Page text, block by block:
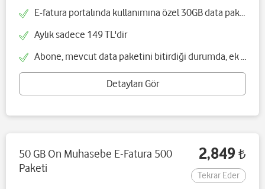
E-fatura portalında kullanımına özel 30GB data paketi sunulacaktır
Aylık sadece 149 TL'dir
Abone, mevcut data paketini bitirdiği durumda, ek data paketi satın alabilecektir
Detayları Gör
50 GB On Muhasebe E-Fatura 500
Paketi
2,849 ₺
Tekrar Eder